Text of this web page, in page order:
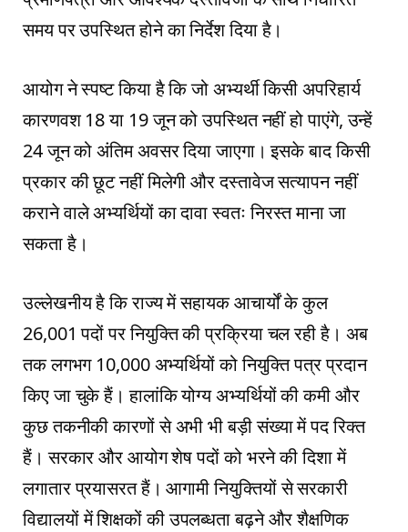
समय पर उपस्थित होने का निर्देश दिया है।
आयोग ने स्पष्ट किया है कि जो अभ्यर्थी किसी अपरिहार्य
कारणवश 18 या 19 जून को उपस्थित नहीं हो पाएंगे, उन्हें
24 जून को अंतिम अवसर दिया जाएगा। इसके बाद किसी
प्रकार की छूट नहीं मिलेगी और दस्तावेज सत्यापन नहीं
कराने वाले अभ्यर्थियों का दावा स्वतः निरस्त माना जा
सकता है।
उल्लेखनीय है कि राज्य में सहायक आचार्यों के कुल
26,001 पदों पर नियुक्ति की प्रक्रिया चल रही है। अब
तक लगभग 10,000 अभ्यर्थियों को नियुक्ति पत्र प्रदान
किए जा चुके हैं। हालांकि योग्य अभ्यर्थियों की कमी और
कुछ तकनीकी कारणों से अभी भी बड़ी संख्या में पद रिक्त
हैं। सरकार और आयोग शेष पदों को भरने की दिशा में
लगातार प्रयासरत हैं। आगामी नियुक्तियों से सरकारी
विद्यालयों में शिक्षकों की उपलब्धता बढ़ने और शैक्षणिक